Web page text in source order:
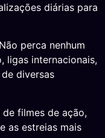
diárias para
Não perca nenhum
ligas internacionais,
diversas
de filmes de ação,
as estreias mais